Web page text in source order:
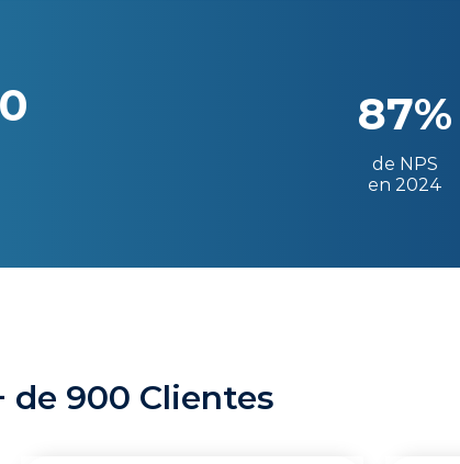
87%
de NPS
en 2024
de 900 Clientes